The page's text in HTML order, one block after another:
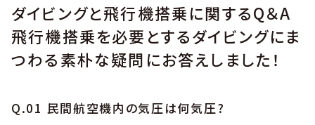
ダイビングと飛行機搭乗に関するQ＆A
飛行機搭乗を必要とするダイビングにま
つわる素朴な疑問にお答えしました！
Q.01 民間航空機内の気圧は何気圧?